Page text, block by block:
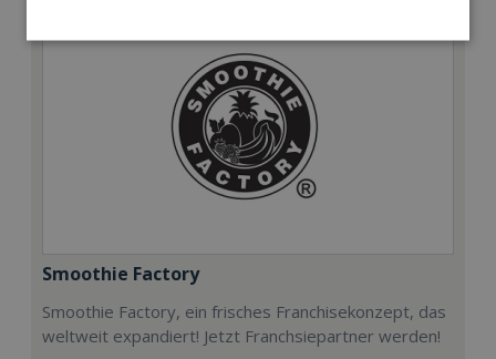
Smoothie Factory
Smoothie Factory, ein frisches Franchisekonzept, das
weltweit expandiert! Jetzt Franchsiepartner werden!